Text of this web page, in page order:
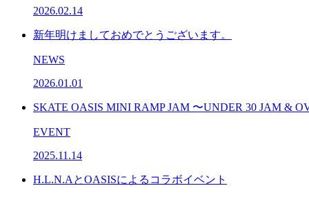
2026.02.14
新年明けましておめでとうございます。
NEWS
2026.01.01
SKATE OASIS MINI RAMP JAM 〜UNDER 30 JAM &
EVENT
2025.11.14
H.L.N.AとOASISによるコラボイベント